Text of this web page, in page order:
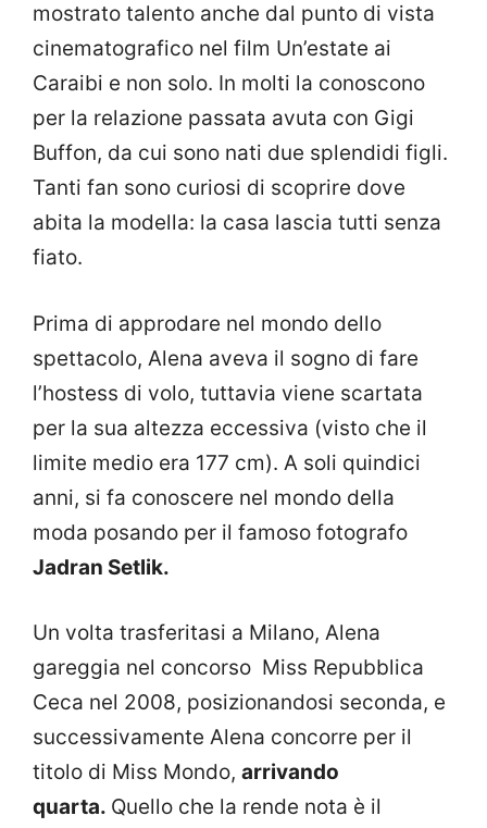
mostrato talento anche dal punto di vista
cinematografico nel film Un’estate ai
Caraibi e non solo. In molti la conoscono
per la relazione passata avuta con Gigi
Buffon, da cui sono nati due splendidi figli.
Tanti fan sono curiosi di scoprire dove
abita la modella: la casa lascia tutti senza
fiato.
Prima di approdare nel mondo dello
spettacolo, Alena aveva il sogno di fare
l’hostess di volo, tuttavia viene scartata
per la sua altezza eccessiva (visto che il
limite medio era 177 cm). A soli quindici
anni, si fa conoscere nel mondo della
moda posando per il famoso fotografo
Jadran Setlik.
Un volta trasferitasi a Milano, Alena
gareggia nel concorso Miss Repubblica
Ceca nel 2008, posizionandosi seconda, e
successivamente Alena concorre per il
titolo di Miss Mondo, arrivando
quarta. Quello che la rende nota è il